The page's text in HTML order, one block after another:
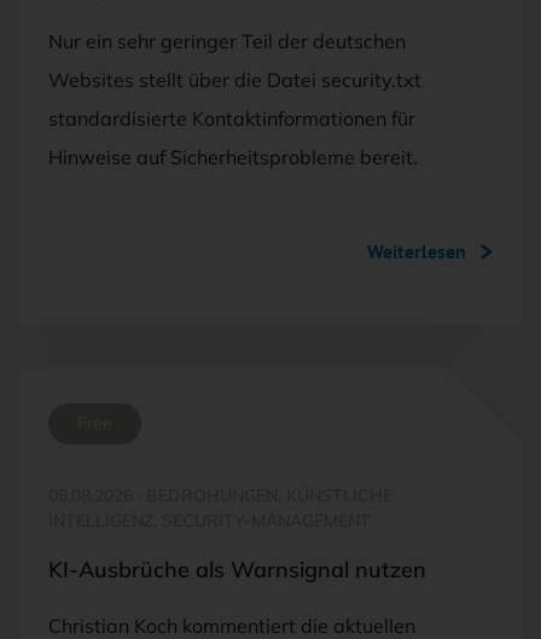
Nur ein sehr geringer Teil der deutschen
Websites stellt über die Datei security.txt
standardisierte Kontaktinformationen für
Hinweise auf Sicherheitsprobleme bereit.
Weiterlesen
KI-Ausbrüche als Warnsignal nutzen
Christian Koch kommentiert die aktuellen